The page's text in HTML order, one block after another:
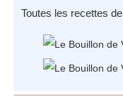
Toutes les recettes de